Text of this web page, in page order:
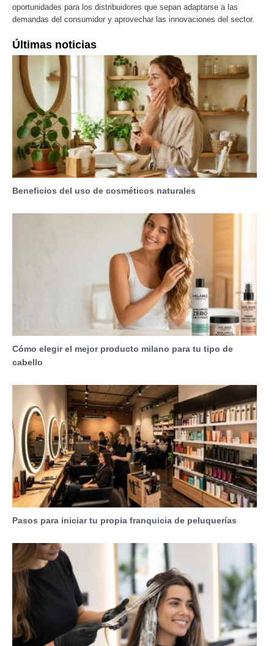
oportunidades para los distribuidores que sepan adaptarse a las
demandas del consumidor y aprovechar las innovaciones del sector.
Últimas noticias
Beneficios del uso de cosméticos naturales
Cómo elegir el mejor producto milano para tu tipo de
cabello
Pasos para iniciar tu propia franquicia de peluquerías